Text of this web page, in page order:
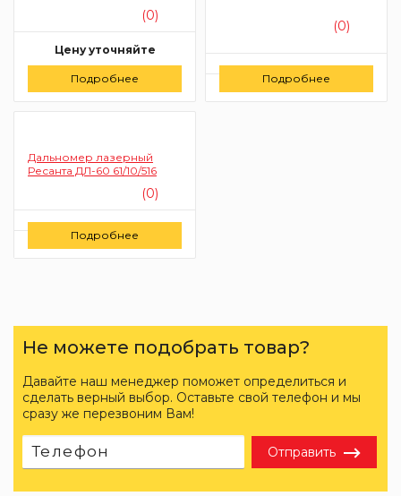
(0)
Цену уточняйте
Заказать
Подробнее
(0)
Заказать
Подробнее
Дальномер лазерный
Ресанта ДЛ-60 61/10/516
(0)
Заказать
Подробнее
Не можете подобрать товар?
Давайте наш менеджер поможет определиться и
сделать верный выбор. Оставьте свой телефон и мы
сразу же перезвоним Вам!
Отправить